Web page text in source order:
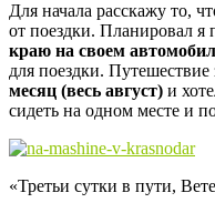
Для начала расскажу то,
от поездки. Планировал я
краю на своем
для поездки. Путешествие
месяц (весь август) и
сидеть на одном месте и
«Третьи сутки в пути,